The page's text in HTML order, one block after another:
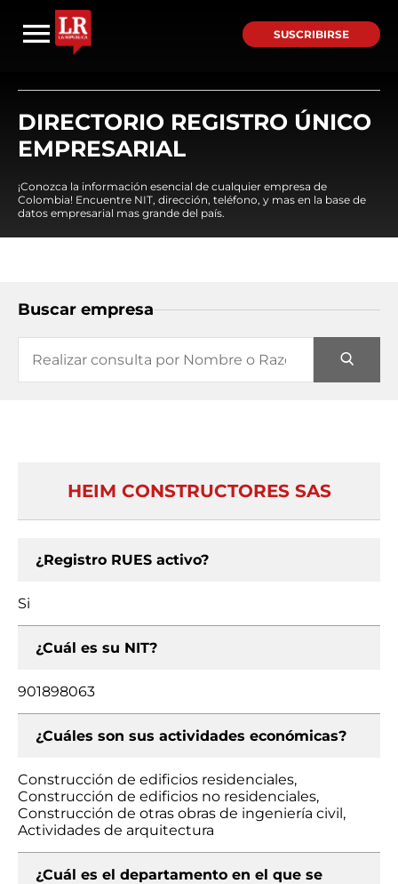
SUSCRIBIRSE
DIRECTORIO REGISTRO ÚNICO
EMPRESARIAL
¡Conozca la información esencial de cualquier empresa de
Colombia! Encuentre NIT, dirección, teléfono, y mas en la base de
datos empresarial mas grande del país.
Buscar empresa
HEIM CONSTRUCTORES SAS
¿Registro RUES activo?
Si
¿Cuál es su NIT?
901898063
¿Cuáles son sus actividades económicas?
Construcción de edificios residenciales,
Construcción de edificios no residenciales,
Construcción de otras obras de ingeniería civil,
Actividades de arquitectura
¿Cuál es el departamento en el que se